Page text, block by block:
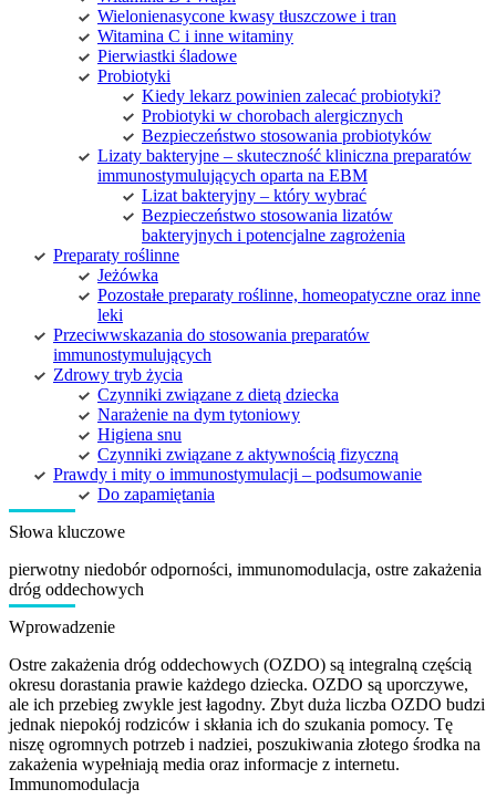
Wielonienasycone kwasy tłuszczowe i tran
Witamina C i inne witaminy
Pierwiastki śladowe
Probiotyki
Kiedy lekarz powinien zalecać probiotyki?
Probiotyki w chorobach alergicznych
Bezpieczeństwo stosowania probiotyków
Lizaty bakteryjne – skuteczność kliniczna preparatów
immunostymulujących oparta na EBM
Lizat bakteryjny – który wybrać
Bezpieczeństwo stosowania lizatów
bakteryjnych i potencjalne zagrożenia
Preparaty roślinne
Jeżówka
Pozostałe preparaty roślinne, homeopatyczne oraz inne
leki
Przeciwwskazania do stosowania preparatów
immunostymulujących
Zdrowy tryb życia
Czynniki związane z dietą dziecka
Narażenie na dym tytoniowy
Higiena snu
Czynniki związane z aktywnością fizyczną
Prawdy i mity o immunostymulacji – podsumowanie
Do zapamiętania
Słowa kluczowe
pierwotny niedobór odporności, immunomodulacja, ostre zakażenia
dróg oddechowych
Wprowadzenie
Ostre zakażenia dróg oddechowych (OZDO) są integralną częścią
okresu dorastania prawie każdego dziecka. OZDO są uporczywe,
ale ich przebieg zwykle jest łagodny. Zbyt duża liczba OZDO budzi
jednak niepokój rodziców i skłania ich do szukania pomocy. Tę
niszę ogromnych potrzeb i nadziei, poszukiwania złotego środka na
zakażenia wypełniają media oraz informacje z internetu.
Immunomodulacja